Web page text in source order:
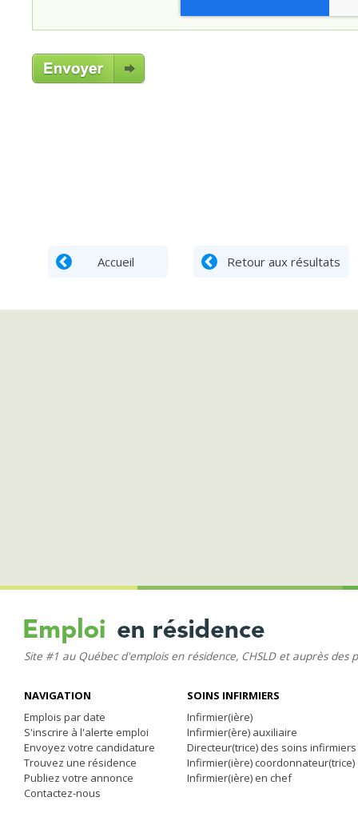
Accueil Retour aux résultats
Site #1 au Québec d'emplois en résidence, CHSLD et auprès des
NAVIGATION
Emplois par date
S'inscrire à l'alerte emploi
Envoyez votre candidature
Trouvez une résidence
Publiez votre annonce
Contactez-nous
SOINS INFIRMIERS
Infirmier(ière)
Infirmier(ère) auxiliaire
Directeur(trice) des soins infirmiers
Infirmier(ière) coordonnateur(trice)
Infirmier(ière) en chef